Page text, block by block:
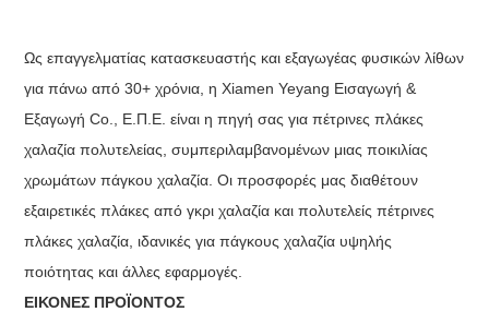
Ως επαγγελματίας κατασκευαστής και εξαγωγέας φυσικών λίθων
για πάνω από 30+ χρόνια, η Xiamen Yeyang Εισαγωγή &
Εξαγωγή Co., Ε.Π.Ε. είναι η πηγή σας για πέτρινες πλάκες
χαλαζία πολυτελείας, συμπεριλαμβανομένων μιας ποικιλίας
χρωμάτων πάγκου χαλαζία. Οι προσφορές μας διαθέτουν
εξαιρετικές πλάκες από γκρι χαλαζία και πολυτελείς πέτρινες
πλάκες χαλαζία, ιδανικές για πάγκους χαλαζία υψηλής
ποιότητας και άλλες εφαρμογές.
ΕΙΚΟΝΕΣ ΠΡΟΪΟΝΤΟΣ